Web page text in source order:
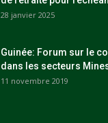
28 janvier 2025
Guinée: Forum sur le
dans les secteurs
11 novembre 2019